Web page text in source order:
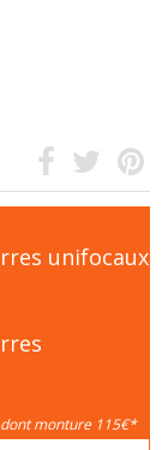
unifocaux
dont monture 115€*